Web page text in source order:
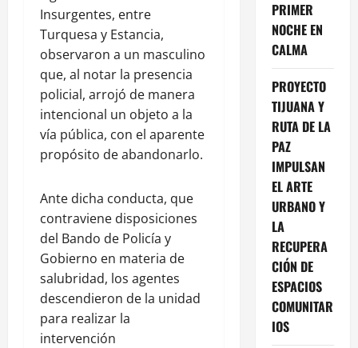
Insurgentes, entre
Turquesa y Estancia,
observaron a un masculino
que, al notar la presencia
policial, arrojó de manera
intencional un objeto a la
vía pública, con el aparente
propósito de abandonarlo.
Ante dicha conducta, que
contraviene disposiciones
del Bando de Policía y
Gobierno en materia de
salubridad, los agentes
descendieron de la unidad
para realizar la
intervención
PRIMER
NOCHE EN
CALMA
PROYECTO
TIJUANA Y
RUTA DE LA
PAZ
IMPULSAN
EL ARTE
URBANO Y
LA
RECUPERA
CIÓN DE
ESPACIOS
COMUNITAR
IOS